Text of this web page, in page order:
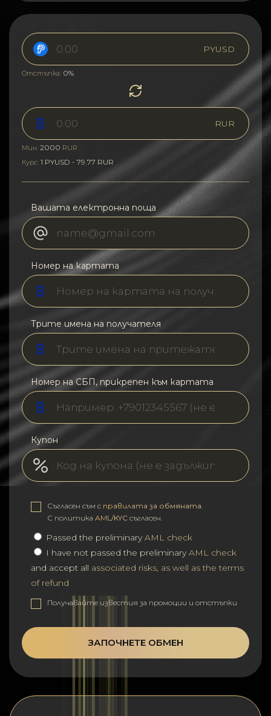
PYUSD
Отстъпка: 0%
RUR
Мин: 2000 RUR
Курс: 1 PYUSD - 79.77 RUR
Вашата електронна поща
Номер на картата
Трите имена на получателя
Номер на СБП, прикрепен към картата
Купон
Съгласен съм с правилата за обмяната
С политика AML/KYC съгласен.
Passed the preliminaryAML check
I have not passed the preliminaryAML check
and accept all associated risks, as well as the terms
of refund
Получавайте известия за промоции и отстъпки
ЗАПОЧНЕТЕ ОБМЕН